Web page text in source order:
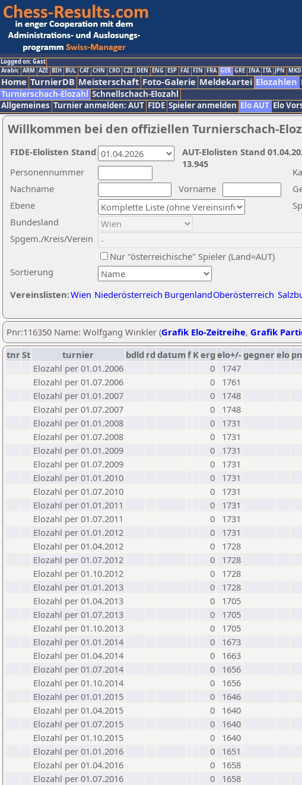
Logged on: Gast
Arabic ARM AZE BIH BUL CAT CHN CRO CZE DEN ENG ESP FAI FIN FRA GER GRE INA ITA JPN MKD
Home TurnierDB Meisterschaft Foto-Galerie Meldekartei Elozahlen
Turnierschach-Elozahl Schnellschach-Elozahl
Allgemeines Turnier anmelden: AUT FIDE Spieler anmelden Elo AUT Elo
Willkommen bei den offiziellen Turnierschach-
Nachname
Vorname
Ebene
Sortierung
Personennummer
Bundesland
Spgem./Kreis/Verein
Nur "österreichische" Spieler (Land=AUT)
Vereinslisten:Wien Niederösterreich BurgenlandOberösterreich
AUT-Elolisten Stand
13.945
FIDE-Elolisten Stand
Pnr:116350 Name: Wolfgang Winkler (Grafik Elo-Zeitreihe, Grafik
tnrSt turnier bdld rd datumf Kerg elo+/-gegnerelo
Elozahl per 01.01.2006
0
1747
Elozahl per 01.07.2006
0
1761
Elozahl per 01.01.2007
0
1748
Elozahl per 01.07.2007
0
1748
Elozahl per 01.01.2008
0
1731
Elozahl per 01.07.2008
0
1731
Elozahl per 01.01.2009
0
1731
Elozahl per 01.07.2009
0
1731
Elozahl per 01.01.2010
0
1731
Elozahl per 01.07.2010
0
1731
Elozahl per 01.01.2011
0
1731
Elozahl per 01.07.2011
0
1731
Elozahl per 01.01.2012
0
1731
Elozahl per 01.04.2012
0
1728
Elozahl per 01.07.2012
0
1728
Elozahl per 01.10.2012
0
1728
Elozahl per 01.01.2013
0
1728
Elozahl per 01.04.2013
0
1705
Elozahl per 01.07.2013
0
1705
Elozahl per 01.10.2013
0
1705
Elozahl per 01.01.2014
0
1673
Elozahl per 01.04.2014
0
1663
Elozahl per 01.07.2014
0
1656
Elozahl per 01.10.2014
0
1656
Elozahl per 01.01.2015
0
1646
Elozahl per 01.04.2015
0
1640
Elozahl per 01.07.2015
0
1640
Elozahl per 01.10.2015
0
1640
Elozahl per 01.01.2016
0
1651
Elozahl per 01.04.2016
0
1658
Elozahl per 01.07.2016
0
1658